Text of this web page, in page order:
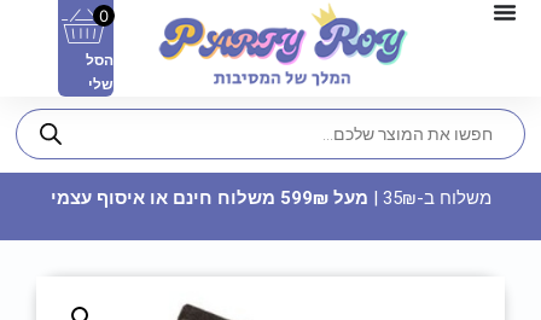
0
הסל
שלי
משלוח ב-35₪ | מעל 599₪ משלוח חינם או איסוף עצמי